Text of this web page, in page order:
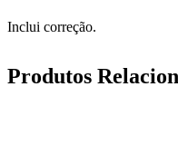
Inclui correção.
Produtos